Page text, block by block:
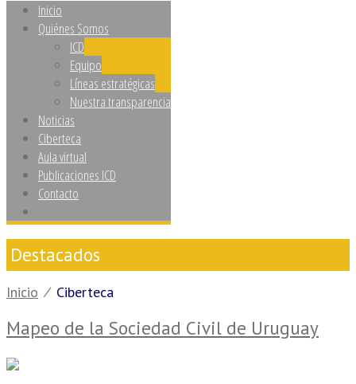
Inicio
Quiénes Somos
ICD
Equipo
Líneas estratégicas
Nuestra transparencia
Noticias
Ciberteca
Aula virtual
Publicaciones ICD
Contacto
Destacados
Inicio ⁄ Ciberteca
Mapeo de la Sociedad Civil de Uruguay